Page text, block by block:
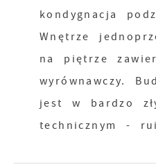
kondygnacja
Wnętrze
na piętrze
wyrównawczy.
jest w bardzo
technicznym -